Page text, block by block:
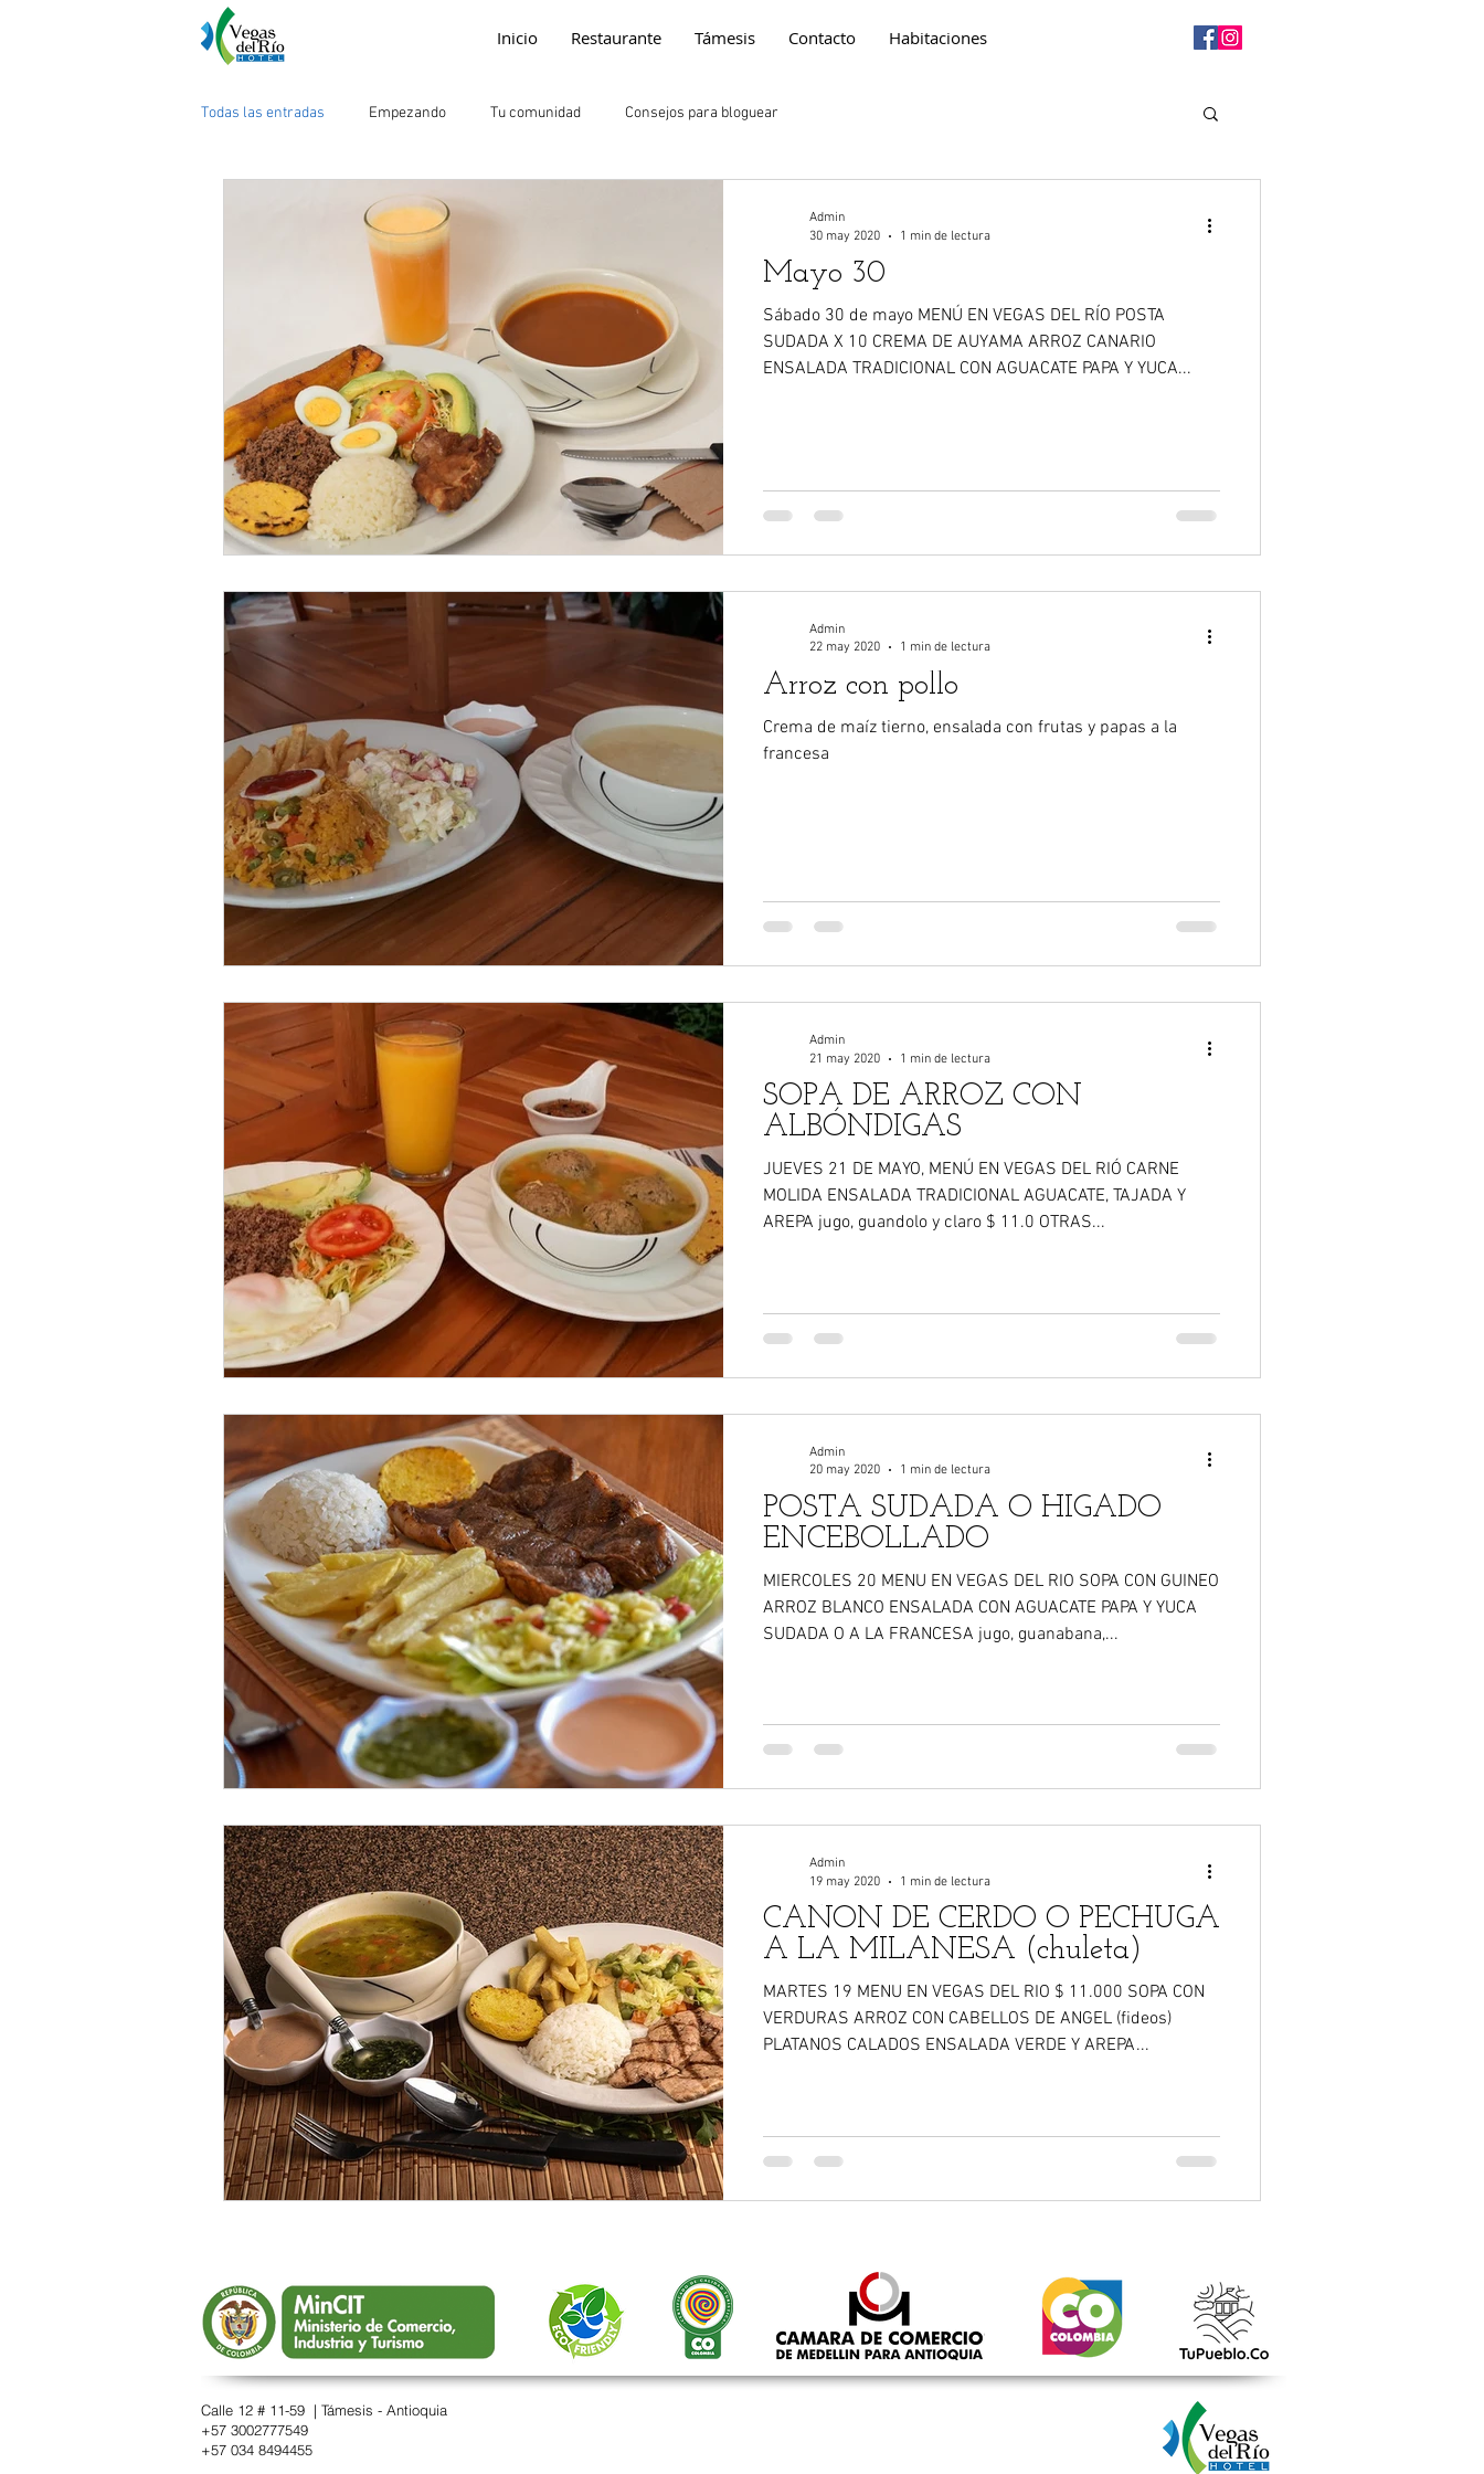
Inicio Restaurante Támesis Contacto Habitaciones
Todas las entradas Empezando Tu comunidad Consejos para bloguear
Mayo 30
Sábado 30 de mayo MENÚ EN VEGAS DEL RÍO POSTA
SUDADA X 10 CREMA DE AUYAMA ARROZ CANARIO
ENSALADA TRADICIONAL CON AGUACATE PAPA Y YUCA...
Admin
30 may 2020
1 min de lectura
Arroz con pollo
Crema de maíz tierno, ensalada con frutas y papas a la
francesa
Admin
22 may 2020
1 min de lectura
SOPA DE ARROZ CON
ALBÓNDIGAS
JUEVES 21 DE MAYO, MENÚ EN VEGAS DEL RIÓ CARNE
MOLIDA ENSALADA TRADICIONAL AGUACATE, TAJADA Y
AREPA jugo, guandolo y claro $ 11.0 OTRAS...
Admin
21 may 2020
1 min de lectura
POSTA SUDADA O HIGADO
ENCEBOLLADO
MIERCOLES 20 MENU EN VEGAS DEL RIO SOPA CON GUINEO
ARROZ BLANCO ENSALADA CON AGUACATE PAPA Y YUCA
SUDADA O A LA FRANCESA jugo, guanabana,...
Admin
20 may 2020
1 min de lectura
CAÑON DE CERDO O PECHUGA
A LA MILANESA (chuleta)
MARTES 19 MENU EN VEGAS DEL RIO $ 11.000 SOPA CON
VERDURAS ARROZ CON CABELLOS DE ANGEL (fideos)
PLATANOS CALADOS ENSALADA VERDE Y AREPA...
Admin
19 may 2020
1 min de lectura
Calle 12 # 11-59 | Támesis - Antioquia
+57 3002777549
​+57 034 8494455